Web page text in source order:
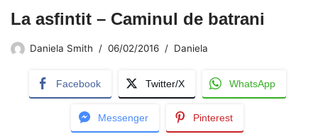
La asfintit – Caminul de batrani
Daniela Smith 06/02/2016 Daniela
Facebook Twitter/X WhatsApp
Messenger Pinterest